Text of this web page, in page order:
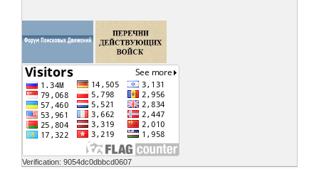
Verification: 9054dc0dbbcd0607